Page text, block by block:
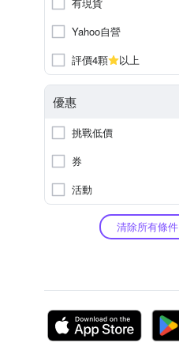
Yahoo自營
評價4顆
以上
優惠
挑戰低價
券
活動
清除所有條件